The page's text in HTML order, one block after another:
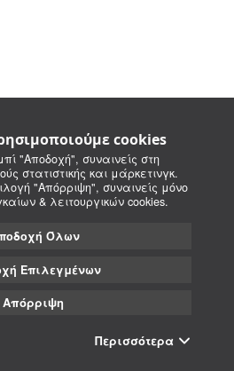
cookies
"Αποδοχή", συναινείς στη
στατιστικής και μάρκετινγκ.
"Απόρριψη", συναινείς μόνο
& λειτουργικών cookies.
Όλων
Επιλεγμένων
Απόρριψη
Περισσότερα